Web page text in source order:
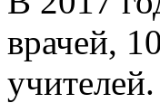
врачей,
учителей.